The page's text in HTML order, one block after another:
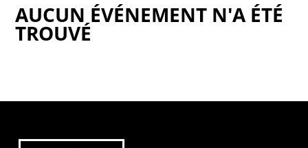
AUCUN ÉVÉNEMENT N'A ÉTÉ
TROUVÉ